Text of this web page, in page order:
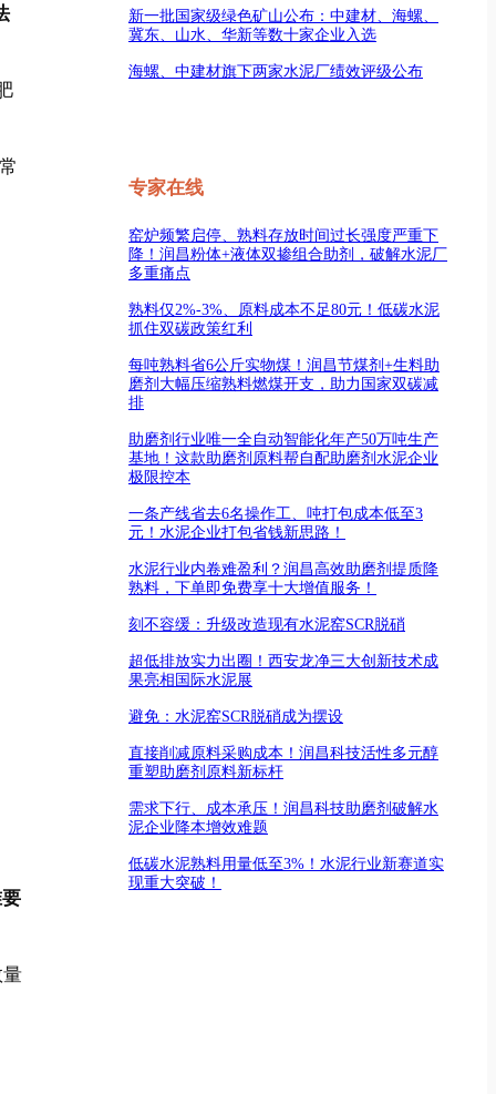
新一批国家级绿色矿山公布：中建材、海螺、
冀东、山水、华新等数十家企业入选
海螺、中建材旗下两家水泥厂绩效评级公布
专家在线
窑炉频繁启停、熟料存放时间过长强度严重下
降！润昌粉体+液体双掺组合助剂，破解水泥厂
多重痛点
熟料仅2%-3%、原料成本不足80元！低碳水泥
抓住双碳政策红利
每吨熟料省6公斤实物煤！润昌节煤剂+生料助
磨剂大幅压缩熟料燃煤开支，助力国家双碳减
排
助磨剂行业唯一全自动智能化年产50万吨生产
基地！这款助磨剂原料帮自配助磨剂水泥企业
极限控本
一条产线省去6名操作工、吨打包成本低至3
元！水泥企业打包省钱新思路！
水泥行业内卷难盈利？润昌高效助磨剂提质降
熟料，下单即免费享十大增值服务！
刻不容缓：升级改造现有水泥窑SCR脱硝
超低排放实力出圈！西安龙净三大创新技术成
果亮相国际水泥展
避免：水泥窑SCR脱硝成为摆设
直接削减原料采购成本！润昌科技活性多元醇
重塑助磨剂原料新标杆
需求下行、成本承压！润昌科技助磨剂破解水
泥企业降本增效难题
低碳水泥熟料用量低至3%！水泥行业新赛道实
现重大突破！